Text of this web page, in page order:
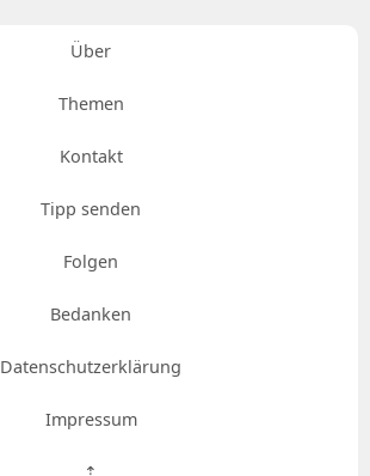
Über
Themen
Kontakt
Tipp senden
Folgen
Bedanken
Datenschutzerklärung
Impressum